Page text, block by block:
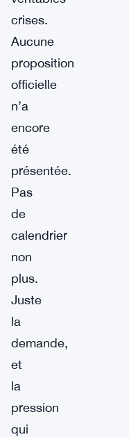
crises.
Aucune
proposition
officielle
n’a
encore
été
présentée.
Pas
de
calendrier
non
plus.
Juste
la
demande,
et
la
pression
qui